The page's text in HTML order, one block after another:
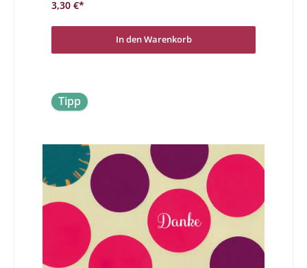
3,30 €*
In den Warenkorb
Tipp